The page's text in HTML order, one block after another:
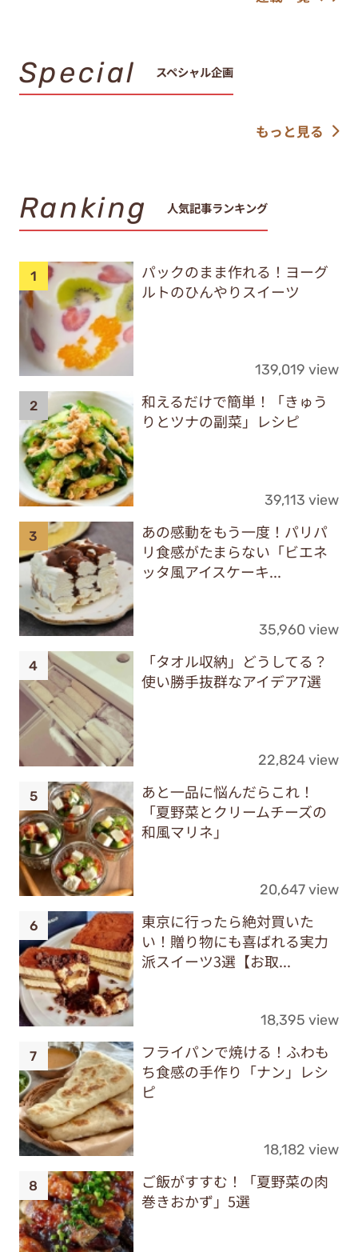
Special スペシャル企画
もっと見る
Ranking 人気記事ランキング
パックのまま作れる！ヨーグ
ルトのひんやりスイーツ
139,019 view
和えるだけで簡単！「きゅう
りとツナの副菜」レシピ
39,113 view
あの感動をもう一度！パリパ
リ食感がたまらない「ビエネ
ッタ風アイスケーキ...
35,960 view
「タオル収納」どうしてる？
使い勝手抜群なアイデア7選
22,824 view
あと一品に悩んだらこれ！
「夏野菜とクリームチーズの
和風マリネ」
20,647 view
東京に行ったら絶対買いた
い！贈り物にも喜ばれる実力
派スイーツ3選【お取...
18,395 view
フライパンで焼ける！ふわも
ち食感の手作り「ナン」レシ
ピ
18,182 view
ご飯がすすむ！「夏野菜の肉
巻きおかず」5選